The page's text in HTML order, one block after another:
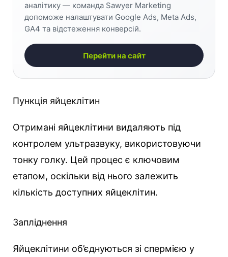
аналітику — команда Sawyer Marketing
допоможе налаштувати Google Ads, Meta Ads,
GA4 та відстеження конверсій.
Перейти на сайт
Пункція яйцеклітин
Отримані яйцеклітини видаляють під
контролем ультразвуку, використовуючи
тонку голку. Цей процес є ключовим
етапом, оскільки від нього залежить
кількість доступних яйцеклітин.
Запліднення
Яйцеклітини об’єднуються зі спермією у